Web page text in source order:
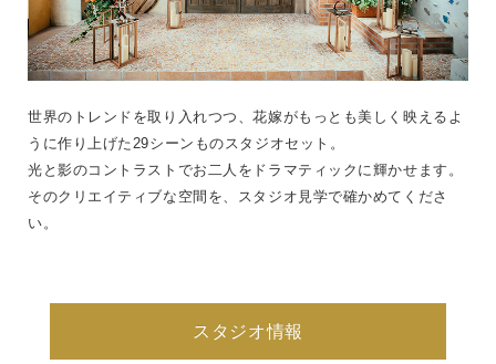
世界のトレンドを取り入れつつ、花嫁がもっとも美しく映えるよ
うに作り上げた29シーンものスタジオセット。
光と影のコントラストでお二人をドラマティックに輝かせます。
そのクリエイティブな空間を、スタジオ見学で確かめてくださ
い。
スタジオ情報